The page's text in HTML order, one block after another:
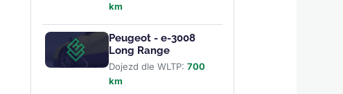
km
Peugeot - e-3008
Long Range
Dojezd dle WLTP: 700
km